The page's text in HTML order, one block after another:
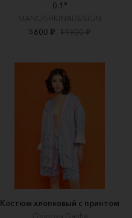
0.1"
MANOSHKINADESIGN
5600 ₽ 11900 ₽
Костюм хлопковый с принтом
Osipova Dasha